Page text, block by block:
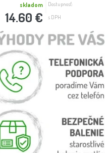
skladom
14.60 €
Dostupnosť:
s DPH